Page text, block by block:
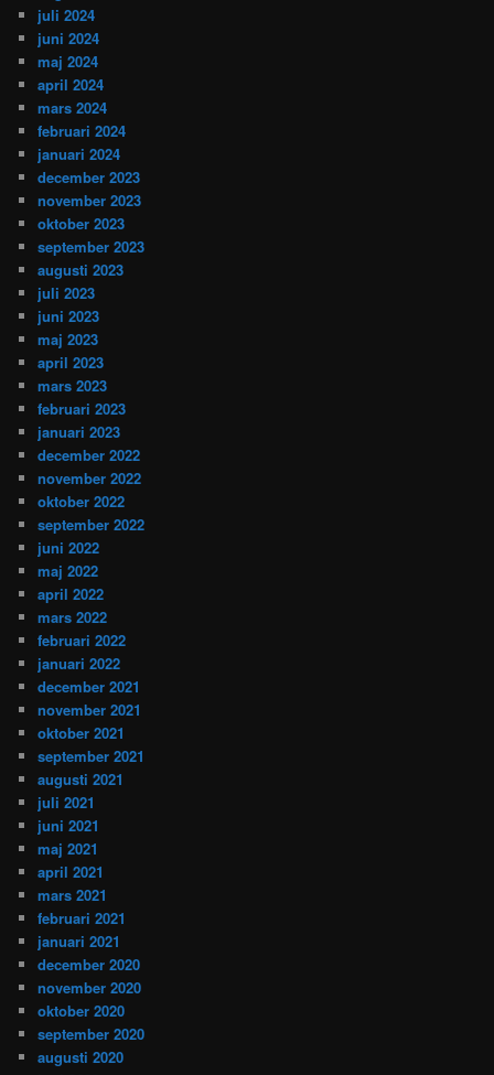
juli 2024
juni 2024
maj 2024
april 2024
mars 2024
februari 2024
januari 2024
december 2023
november 2023
oktober 2023
september 2023
augusti 2023
juli 2023
juni 2023
maj 2023
april 2023
mars 2023
februari 2023
januari 2023
december 2022
november 2022
oktober 2022
september 2022
juni 2022
maj 2022
april 2022
mars 2022
februari 2022
januari 2022
december 2021
november 2021
oktober 2021
september 2021
augusti 2021
juli 2021
juni 2021
maj 2021
april 2021
mars 2021
februari 2021
januari 2021
december 2020
november 2020
oktober 2020
september 2020
augusti 2020